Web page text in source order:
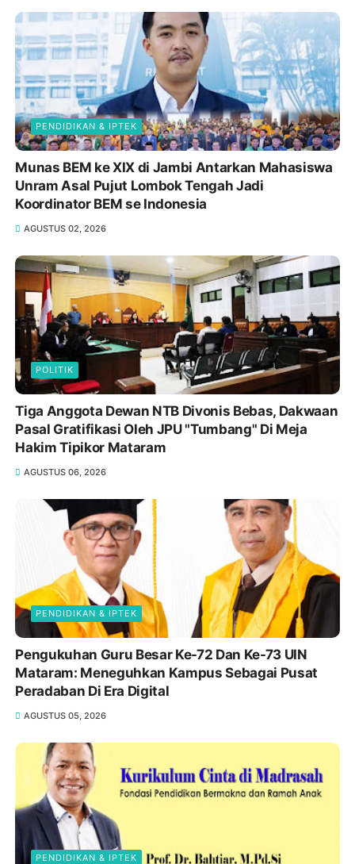
PENDIDIKAN & IPTEK
Munas BEM ke XIX di Jambi Antarkan Mahasiswa
Unram Asal Pujut Lombok Tengah Jadi
Koordinator BEM se Indonesia
AGUSTUS 02, 2026
POLITIK
Tiga Anggota Dewan NTB Divonis Bebas, Dakwaan
Pasal Gratifikasi Oleh JPU "Tumbang" Di Meja
Hakim Tipikor Mataram
AGUSTUS 06, 2026
PENDIDIKAN & IPTEK
Pengukuhan Guru Besar Ke-72 Dan Ke-73 UIN
Mataram: Meneguhkan Kampus Sebagai Pusat
Peradaban Di Era Digital
AGUSTUS 05, 2026
PENDIDIKAN & IPTEK